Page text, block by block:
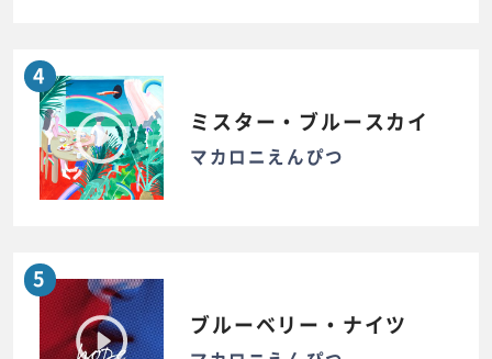
4
ミスター・ブルースカイ
マカロニえんぴつ
5
ブルーベリー・ナイツ